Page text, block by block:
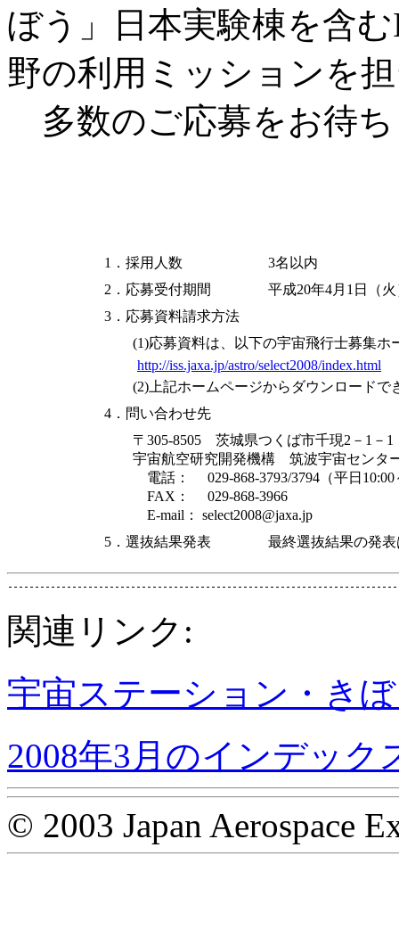
ぼう」日本実験棟を含
野の利用ミッションを
多数のご応募をお待
1．採用人数
3名以内
2．応募受付期間
平成20年4月1日（
3．応募資料請求方法
(1)応募資料は、以下の宇宙飛行士募集ホ
http://iss.jaxa.jp/astro/select2008/index.html
(2)上記ホームページからダウンロードで
4．問い合わせ先
〒305-8505 茨城県つくば市千現2－1－1
宇宙航空研究開発機構 筑波宇宙センタ
電話： 029-868-3793/3794（平日10:00～
FAX： 029-868-3966
E-mail： select2008@jaxa.jp
5．選抜結果発表
最終選抜結果の発
関連リンク:
宇宙ステーション・き
2008年3月のインデック
© 2003 Japan Aerospace